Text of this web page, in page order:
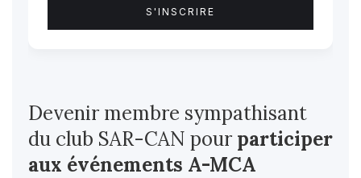
Devenir membre sympathisant
du club SAR-CAN pour participer
aux événements A-MCA